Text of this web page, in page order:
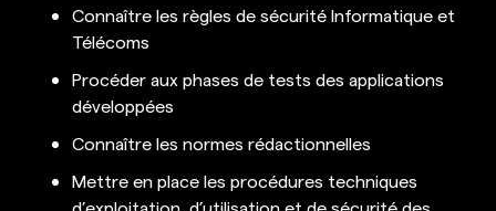
Connaître les règles de sécurité Informatique et
Télécoms
Procéder aux phases de tests des applications
développées
Connaître les normes rédactionnelles
Mettre en place les procédures techniques